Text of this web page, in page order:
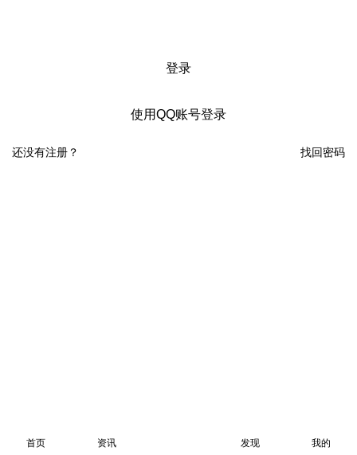
登录
使用QQ账号登录
找回密码
还没有注册？
首页 资讯 发现 我的